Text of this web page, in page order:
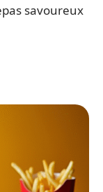
savoureux